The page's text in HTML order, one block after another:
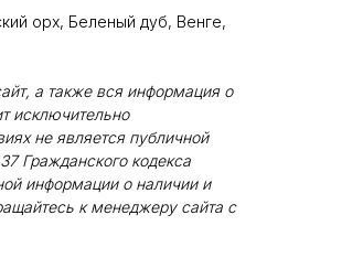
орх, Беленый дуб, Венге,
а также вся информация о
исключительно
не является публичной
Гражданского кодекса
информации о наличии и
к менеджеру сайта с